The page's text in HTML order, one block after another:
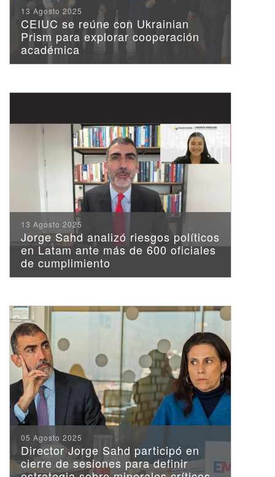
13 Agosto 2025
CEIUC se reúne con Ukrainian
Prism para explorar cooperación
académica
13 Agosto 2025
Jorge Sahd analizó riesgos políticos
en Latam ante más de 600 oficiales
de cumplimiento
05 Agosto 2025
Director Jorge Sahd participó en
cierre de sesiones para definir